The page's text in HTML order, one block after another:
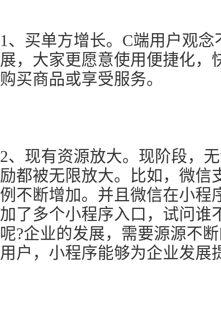
1、买单方增长。C端用户观
展，大家更愿意使用便捷化，
购买商品或享受服务。
2、现有资源放大。现阶段，
励都被无限放大。比如，微信
例不断增加。并且微信在小程
加了多个小程序入口，试问谁
呢?企业的发展，需要源源不
用户，小程序能够为企业发展